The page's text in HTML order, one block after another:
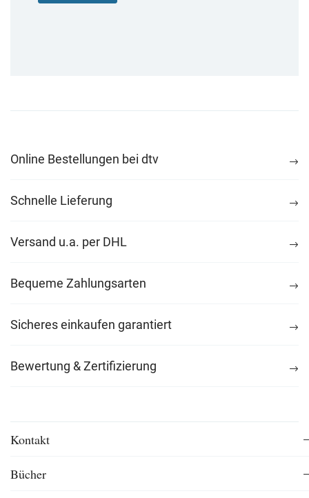
Online Bestellungen bei dtv
Schnelle Lieferung
Versand u.a. per DHL
Bequeme Zahlungsarten
Sicheres einkaufen garantiert
Bewertung & Zertifizierung
Kontakt
Bücher